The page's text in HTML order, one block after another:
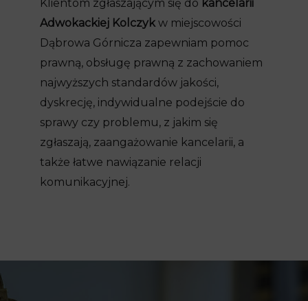
Klientom zgłaszającym się do kancelarii
Adwokackiej Kolczykw miejscowości
Dąbrowa Górnicza zapewniam pomoc
prawną, obsługę prawną z zachowaniem
najwyższych standardów jakości,
dyskrecję, indywidualne podejście do
sprawy czy problemu, z jakim się
zgłaszają, zaangażowanie kancelarii, a
także łatwe nawiązanie relacji
komunikacyjnej.